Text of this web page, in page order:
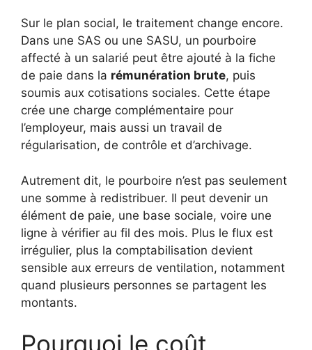
Sur le plan social, le traitement change encore.
Dans une SAS ou une SASU, un pourboire
affecté à un salarié peut être ajouté à la fiche
de paie dans la rémunération brute, puis
soumis aux cotisations sociales. Cette étape
crée une charge complémentaire pour
l’employeur, mais aussi un travail de
régularisation, de contrôle et d’archivage.
Autrement dit, le pourboire n’est pas seulement
une somme à redistribuer. Il peut devenir un
élément de paie, une base sociale, voire une
ligne à vérifier au fil des mois. Plus le flux est
irrégulier, plus la comptabilisation devient
sensible aux erreurs de ventilation, notamment
quand plusieurs personnes se partagent les
montants.
Pourquoi le coût